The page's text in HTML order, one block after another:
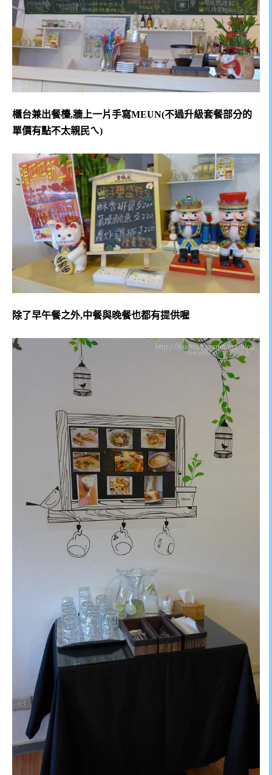
櫃台兼出餐檯,牆上一片手寫MEUN(不過升級套餐部分的
單價有點不太親民ㄟ)
除了早午餐之外,中餐與晚餐也都有提供喔